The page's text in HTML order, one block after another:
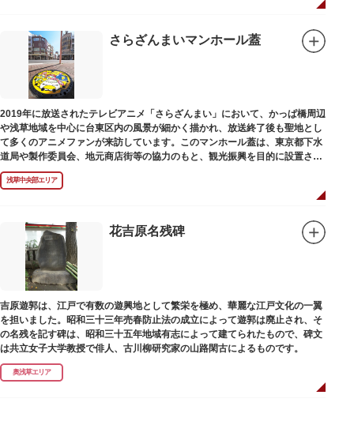
さらざんまいマンホール蓋
2019年に放送されたテレビアニメ「さらざんまい」において、かっぱ橋周辺
や浅草地域を中心に台東区内の風景が細かく描かれ、放送終了後も聖地とし
て多くのアニメファンが来訪しています。このマンホール蓋は、東京都下水
道局や製作委員会、地元商店街等の協力のもと、観光振興を目的に設置され
ました。
描かれているのは、主人公である矢逆一稀、久慈悠、陣内燕太の3人が、か
っぱ橋に封印されていた謎のカッパ型生命体“ケッピ”によって河童の姿に変
設置年月日：令和3年4月13日
浅草中央部エリア
花吉原名残碑
吉原遊郭は、江戸で有数の遊興地として繁栄を極め、華麗な江戸文化の一翼
を担いました。昭和三十三年売春防止法の成立によって遊郭は廃止され、そ
の名残を記す碑は、昭和三十五年地域有志によって建てられたもので、碑文
は共立女子大学教授で俳人、古川柳研究家の山路閑古によるものです。
奥浅草エリア